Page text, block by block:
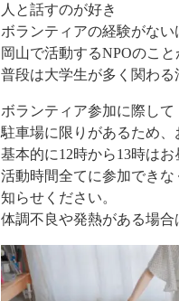
人と話すのが好き
ボランティアの経験がな
岡山で活動するNPOのこ
普段は大学生が多く関わる
ボランティア参加に際して
駐車場に限りがあるため、
基本的に12時から13時は
活動時間全てに参加でき
知らせください。
体調不良や発熱がある場合